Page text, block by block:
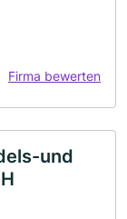
Firma bewerten
und